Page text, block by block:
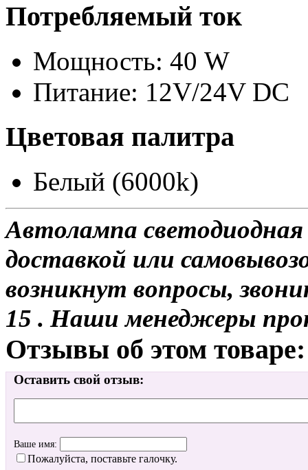
Потребляемый ток
Мощность: 40 W
Питание: 12V/24V DC
Цветовая палитра
Белый (6000k)
Автолампа
доставкой или
возникнут вопросы,
15 . Наши менеджеры
Отзывы об этом товаре:
Оставить свой отзыв:
Ваше имя:
Пожалуйста, поставьте галочку.